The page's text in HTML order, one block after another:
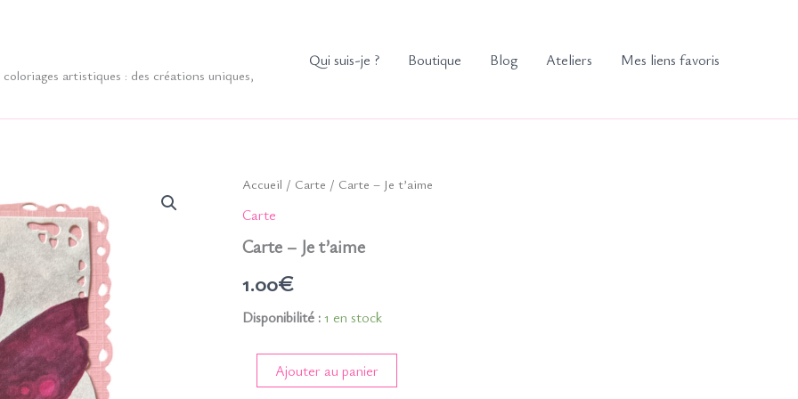
artistiques : des créations uniques,
Qui suis-je ? Boutique Blog Ateliers Mes liens favoris
Accueil / Carte / Carte – Je t’aime
Carte
Carte – Je t’aime
1.00€
Disponibilité :1 en stock
Ajouter au panier